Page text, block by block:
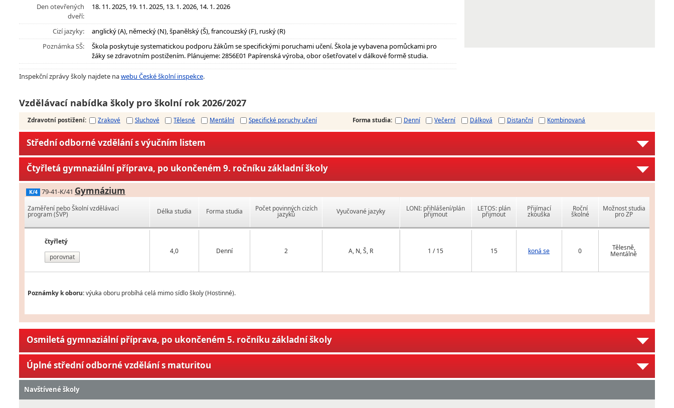
Den otevřených
dveří:
18. 11. 2025, 19. 11. 2025, 13. 1. 2026, 14. 1. 2026
Cizí jazyky:
anglický (A), německý (N), španělský (Š), francouzský (F), ruský (R)
Poznámka SŠ:
Škola poskytuje systematickou podporu žákům se specifickými poruchami učení. Škola je vybavena pomůckami pro
žáky se zdravotním postižením. Plánujeme: 2856E01 Papírenská výroba, obor ošetřovatel v dálkové formě studia.
Inspekční zprávy školy najdete nawebu České školní inspekce.
Vzdělávací nabídka školy pro školní rok 2026/2027
Zdravotní postižení: Zrakové Sluchové Tělesné Mentální Specifické poruchy učení Forma studia: Denní Večerní Dálková Distanční Kombinovaná
Střední odborné vzdělání s výučním listem
Čtyřletá gymnaziální příprava, po ukončeném 9. ročníku základní školy
K/4 79-41-K/41 Gymnázium
Zaměření nebo Školní vzdělávací
program (ŠVP)
čtyřletý
porovnat
Délka studia Forma studia Počet povinných cizích
jazyků Vyučované jazyky
4,0 Denní 2 A, N, Š, R
LONI: přihlášení/plán
přijmout
LETOS: plán
přijmout
Přijímací
zkouška
Roční
školné
Možnost studia
pro ZP
1 / 15 15 koná se 0 Tělesně,
Mentálně
Poznámky k oboru:výuka oboru probíhá celá mimo sídlo školy (Hostinné).
Osmiletá gymnaziální příprava, po ukončeném 5. ročníku základní školy
Úplné střední odborné vzdělání s maturitou
Navštívené školy